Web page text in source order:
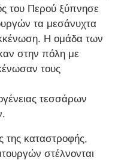
του Περού ξύπνησε
τα μεσάνυχτα
Η ομάδα των
στην πόλη με
τους
τεσσάρων
της καταστροφής,
στέλνονται